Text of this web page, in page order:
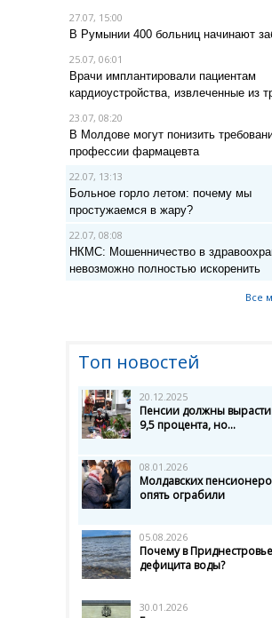
27.07, 15:00
В Румынии 400 больниц начинают
25.07, 06:01
Врачи имплантировали пациентам
кардиоустройства, извлеченные из
23.07, 08:20
В Молдове могут понизить
профессии фармацевта
22.07, 13:13
Больное горло летом: почему мы
простужаемся в жару?
22.07, 08:08
НКМС: Мошенничество в
невозможно полностью искоренить
Все
Топ новостей
20.12.2025
Пенсии должны
9,5 процента, но...
08.01.2026
Молдавских
опять ограбили
05.08.2026
Почему в
дефицита воды?
30.01.2026